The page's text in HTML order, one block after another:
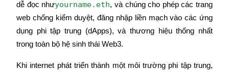
dễ đọc nhưyourname.eth, và chúng cho phép các trang
web chống kiểm duyệt, đăng nhập liền mạch vào các ứng
dụng phi tập trung (dApps), và thương hiệu thống nhất
trong toàn bộ hệ sinh thái Web3.
Khi internet phát triển thành một môi trường phi tập trung,